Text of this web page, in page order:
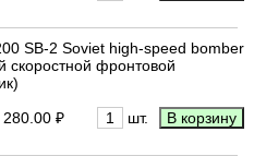
SB-2 Soviet high-speed bomber
скоростной фронтовой
280.00 ₽
шт.